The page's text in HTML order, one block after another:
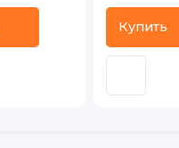
Купить